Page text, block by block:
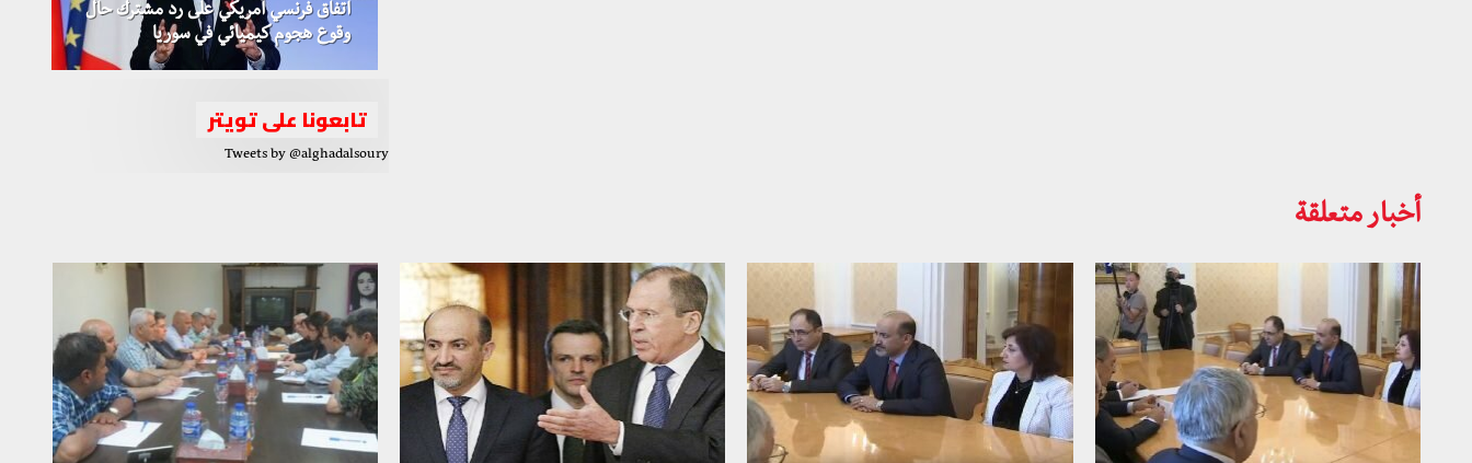
اتفاق فرنسي أمريكي على رد مشترك حال
وقوع هجوم كيميائي في سوريا
تابعونا على تويتر
Tweets by @alghadalsoury
أخبار متعلقة